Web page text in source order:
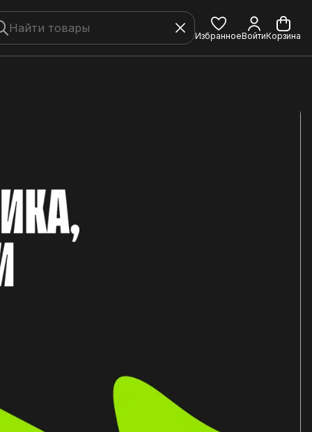
ИзбранноеВойтиКорзина